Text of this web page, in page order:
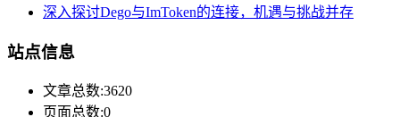
深入探讨Dego与ImToken的连接，机遇与挑战并存
站点信息
文章总数:3620
页面总数:0